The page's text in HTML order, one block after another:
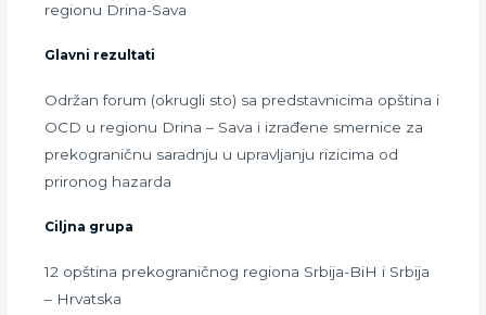
regionu Drina-Sava
Glavni rezultati
Održan forum (okrugli sto) sa predstavnicima opština i
OCD u regionu Drina – Sava i izrađene smernice za
prekograničnu saradnju u upravljanju rizicima od
prironog hazarda
Ciljna grupa
12 opština prekograničnog regiona Srbija-BiH i Srbija
– Hrvatska